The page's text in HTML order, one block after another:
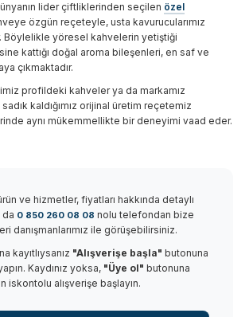
Kapsül Kahve
lider çiftliklerinden seçilen özel
özgün reçeteyle, usta kavurucularımız
Böylelikle yöresel kahvelerin yetiştiği
kattığı doğal aroma bileşenleri, en saf ve
çıkmaktadır.
profildeki kahveler ya da markamız
kaldığımız orijinal üretim reçetemiz
aynı mükemmellikte bir deneyimi vaad eder.
ve hizmetler, fiyatları hakkında detaylı
da 0 850 260 08 08 nolu telefondan bize
danışmanlarımız ile görüşebilirsiniz.
kayıtlıysanız "Alışverişe başla" butonuna
Kaydınız yoksa, "Üye ol" butonuna
iskontolu alışverişe başlayın.